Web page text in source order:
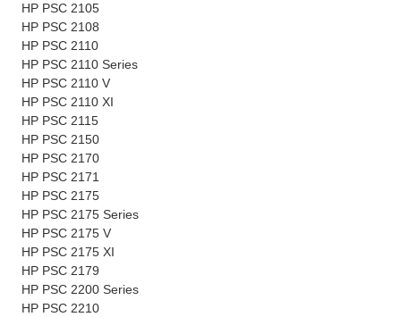
HP PSC 2105
HP PSC 2108
HP PSC 2110
HP PSC 2110 Series
HP PSC 2110 V
HP PSC 2110 XI
HP PSC 2115
HP PSC 2150
HP PSC 2170
HP PSC 2171
HP PSC 2175
HP PSC 2175 Series
HP PSC 2175 V
HP PSC 2175 XI
HP PSC 2179
HP PSC 2200 Series
HP PSC 2210